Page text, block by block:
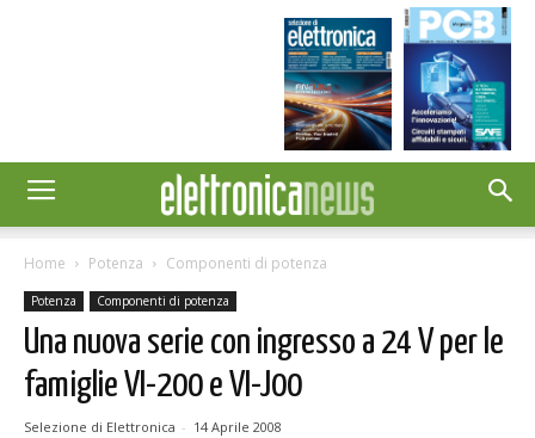
Home Potenza Componenti di potenza
Potenza Componenti di potenza
Una nuova serie con ingresso a 24 V per le
famiglie VI-200 e VI-J00
Selezione di Elettronica - 14 Aprile 2008